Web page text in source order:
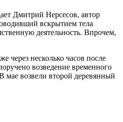
Дмитрий Нерсесов, автор
вскрытием тела
деятельность. Впрочем,
через несколько часов после
возведение временного
мае возвели второй деревянный